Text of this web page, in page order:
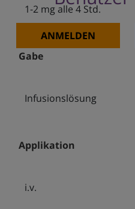
ANMELDEN
1-2 mg alle 4 Std.
Gabe
Infusionslösung
Applikation
i.v.